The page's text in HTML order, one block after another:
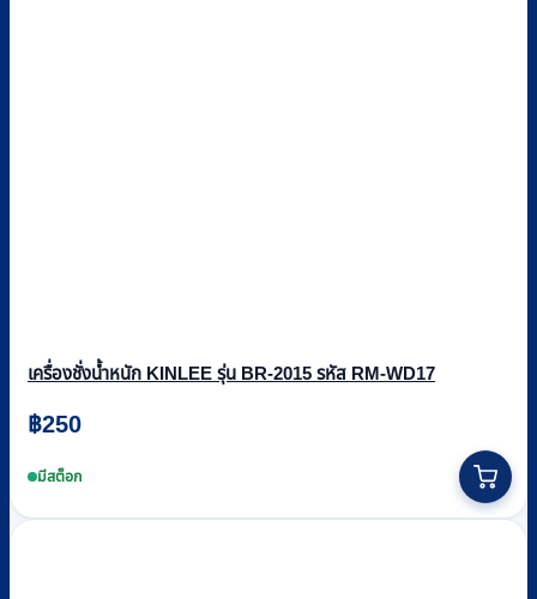
เครื่องชั่งน้ำหนัก KINLEE รุ่น BR-2015 รหัส RM-WD17
฿250
มีสต็อก